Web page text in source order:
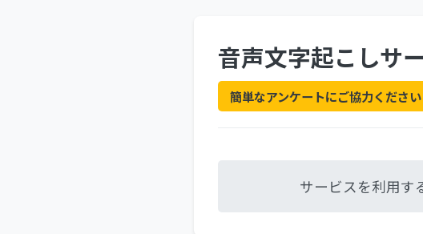
音声文字起こしサ
簡単なアンケートにご協力ください
サービスを利用す